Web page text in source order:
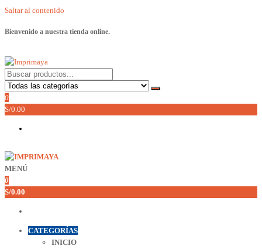
Saltar al contenido
Bienvenido a nuestra tienda online.
Imprimaya
Lo tenemos todo!
0
S/0.00
Imprimaya
Lo tenemos todo!
MENÚ
0
S/0.00
CATEGORÍAS
INICIO